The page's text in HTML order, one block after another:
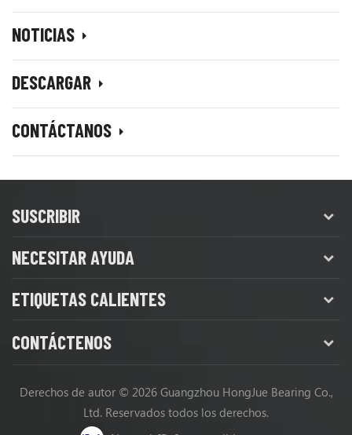
NOTICIAS
DESCARGAR
CONTÁCTANOS
SUSCRIBIR
NECESITAR AYUDA
ETIQUETAS CALIENTES
CONTÁCTENOS
Derechos de autor © 2026 Guangzhou HongJue Bearing Co.,
Ltd. Reservados todos los derechos.